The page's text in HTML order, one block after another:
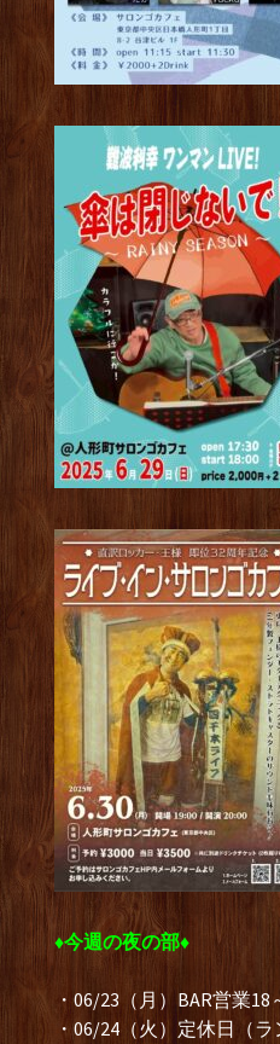
♦︎今週の夜の部♦︎
・06/23（月）BAR営業18
・06/24（火）定休日（ラ